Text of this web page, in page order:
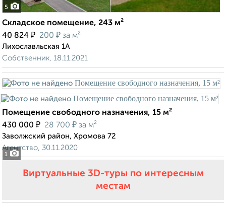
5
Складское помещение, 243 м²
40 824 ₽ 200 ₽ за м²
Лихославльская 1А
Собственник, 18.11.2021
1
Помещение свободного назначения, 15 м²
430 000 ₽ 28 700 ₽ за м²
Заволжский район, Хромова 72
Агентство, 30.11.2020
Виртуальные 3D-туры по интересным
местам